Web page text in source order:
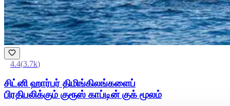
4.4(3.7k)
சிட்னி ஹார்பர் திமிங்கிலங்களைப்
பிரதிபலிக்கும் குரூஸ் காப்டின் குக் மூலம்